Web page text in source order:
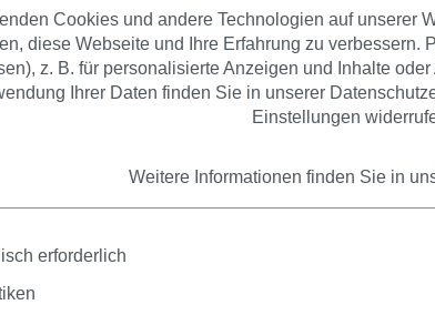
Bewertungen
mit Bob-Schnitt. Länge: ca. 30 cm.
Cookies und andere Technologien auf unserer
diese Webseite und Ihre Erfahrung zu
z. B. für personalisierte Anzeigen und Inhalte
Ihrer Daten finden Sie in unserer
Einstellungen
Weitere Informationen finden Sie in
erforderlich